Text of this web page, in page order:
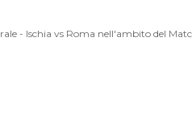
- Ischia vs Roma nell'ambito del